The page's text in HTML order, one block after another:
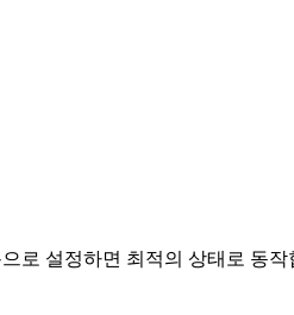
로 설정하면 최적의 상태로 동